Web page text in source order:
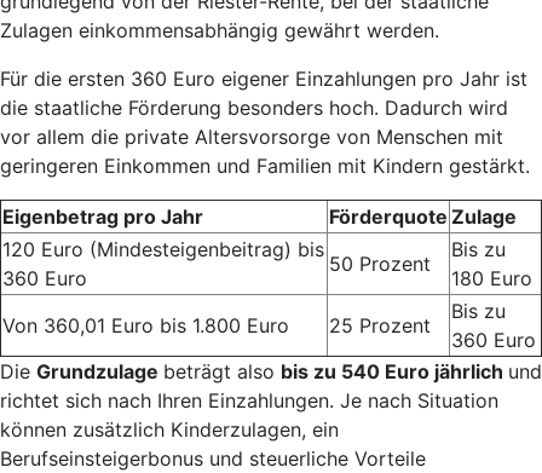
Zulagen einkommensabhängig gewährt werden.
Für die ersten 360 Euro eigener Einzahlungen pro Jahr ist
die staatliche Förderung besonders hoch. Dadurch wird
vor allem die private Altersvorsorge von Menschen mit
geringeren Einkommen und Familien mit Kindern gestärkt.
Eigenbetrag pro Jahr Förderquote Zulage
120 Euro (Mindesteigenbeitrag) bis
360 Euro
50 Prozent
Bis zu
180 Euro
Von 360,01 Euro bis 1.800 Euro
25 Prozent
Bis zu
360 Euro
Die Grundzulage beträgt also bis zu 540 Euro jährlich und
richtet sich nach Ihren Einzahlungen. Je nach Situation
können zusätzlich Kinderzulagen, ein
Berufseinsteigerbonus und steuerliche Vorteile